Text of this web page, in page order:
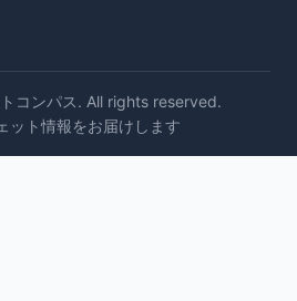
コンパス. All rights reserved.
ット情報をお届けします